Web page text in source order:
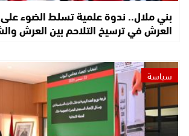
بني ملال.. ندوة علمية تسلط الضوء
العرش في ترسيخ التلاحم بين العرش
سياسة